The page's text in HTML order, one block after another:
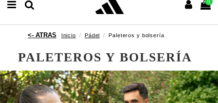
0
Inicio Pádel Paleteros y bolsería
PALETEROS Y BOLSERÍA